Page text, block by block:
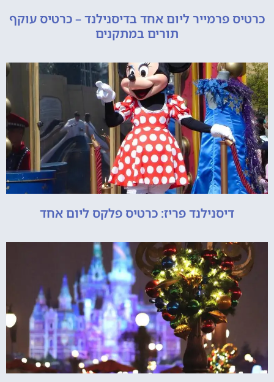
כרטיס פרמייר ליום אחד בדיסנילנד – כרטיס עוקף
תורים במתקנים
דיסנילנד פריז: כרטיס פלקס ליום אחד